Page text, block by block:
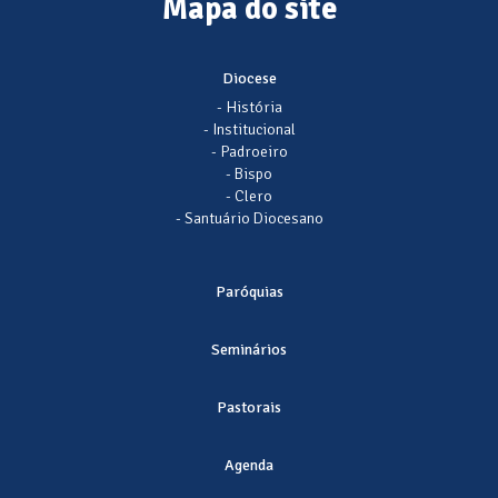
Mapa do site
Diocese
- História
- Institucional
- Padroeiro
- Bispo
- Clero
- Santuário Diocesano
Paróquias
Seminários
Pastorais
Agenda